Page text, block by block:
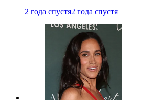
2 года спустя2 года спустя